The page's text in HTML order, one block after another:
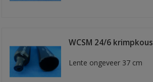
WCSM 24/6 krimpkous
Lente ongeveer 37 cm